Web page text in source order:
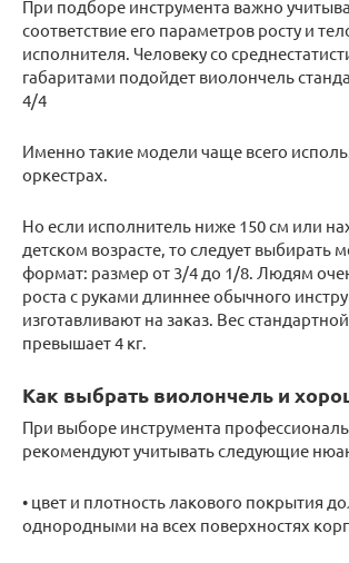
При подборе инструмента важно
соответствие его параметров росту и
исполнителя. Человеку со
габаритами подойдет виолончель
4/4
Именно такие модели чаще всего
оркестрах.
Но если исполнитель ниже 150 см или
детском возрасте, то следует выбирать
формат: размер от 3/4 до 1/8. Людям
роста с руками длиннее обычного
изготавливают на заказ. Вес
превышает 4 кг.
Как выбрать виолончель и
При выборе инструмента
рекомендуют учитывать следующие
• цвет и плотность лакового покрытия
однородными на всех поверхностях